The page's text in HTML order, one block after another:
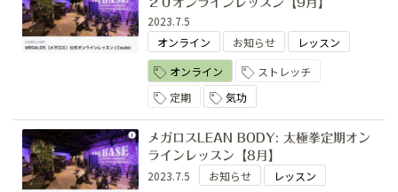
2023.7.5
オンライン
お知らせ
レッスン
オンライン
ストレッチ
定期
気功
メガロスLEAN BODY: 太極拳定期オン
ラインレッスン【8月】
2023.7.5 お知らせ
レッスン